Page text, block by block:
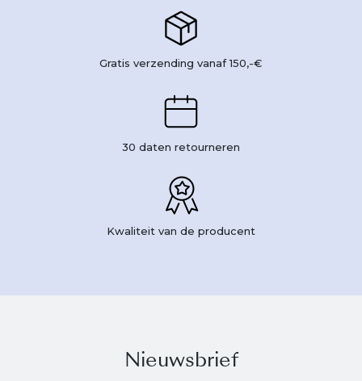
Gratis verzending vanaf 150,-€
30 daten retourneren
Kwaliteit van de producent
Nieuwsbrief